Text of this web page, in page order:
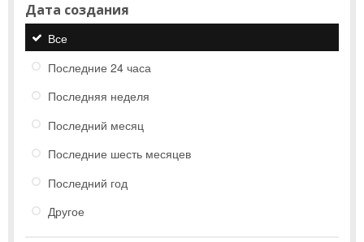
Дата создания
Все
Последние 24 часа
Последняя неделя
Последний месяц
Последние шесть месяцев
Последний год
Другое